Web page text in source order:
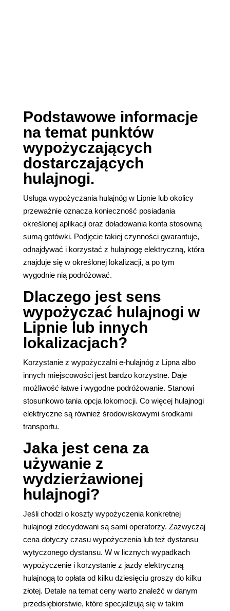
Podstawowe informacje
na temat punktów
wypożyczających
dostarczających
hulajnogi.
Usługa wypożyczania hulajnóg w Lipnie lub okolicy
przeważnie oznacza konieczność posiadania
określonej aplikacji oraz doładowania konta stosowną
sumą gotówki. Podjęcie takiej czynności gwarantuje,
odnajdywać i korzystać z hulajnogę elektryczną, która
znajduje się w określonej lokalizacji, a po tym
wygodnie nią podróżować.
Dlaczego jest sens
wypożyczać hulajnogi w
Lipnie lub innych
lokalizacjach?
Korzystanie z wypożyczalni e-hulajnóg z Lipna albo
innych miejscowości jest bardzo korzystne. Daje
możliwość łatwe i wygodne podróżowanie. Stanowi
stosunkowo tania opcja lokomocji. Co więcej hulajnogi
elektryczne są również środowiskowymi środkami
transportu.
Jaka jest cena za
używanie z
wydzierżawionej
hulajnogi?
Jeśli chodzi o koszty wypożyczenia konkretnej
hulajnogi zdecydowani są sami operatorzy. Zazwyczaj
cena dotyczy czasu wypożyczenia lub też dystansu
wytyczonego dystansu. W w licznych wypadkach
wypożyczenie i korzystanie z jazdy elektryczną
hulajnogą to opłata od kilku dziesięciu groszy do kilku
złotej. Detale na temat ceny warto znaleźć w danym
przedsiębiorstwie, które specjalizują się w takim